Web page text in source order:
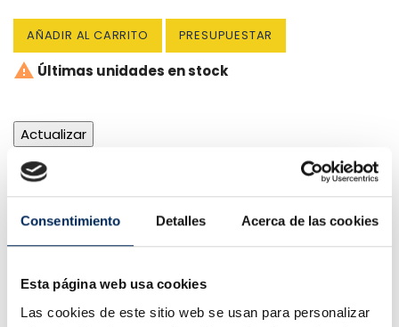
Consentimiento Detalles Acerca de las cookies
Esta página web usa cookies
Las cookies de este sitio web se usan para personalizar
AÑADIR AL CARRITO PRESUPUESTAR
 Últimas unidades en stock
Entregas de 4 a 10 días.
tienda